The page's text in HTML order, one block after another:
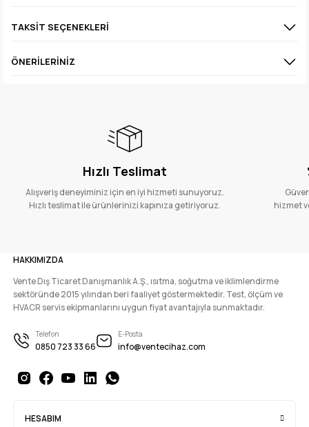
TAKSIT SEÇENEKLERI
ÖNERILERINIZ
Hızlı Teslimat
Alışveriş deneyiminiz için en iyi hizmeti sunuyoruz.
Hızlı teslimat ile ürünlerinizi kapınıza getiriyoruz.
hizmet
HAKKIMIZDA
Vente Dış Ticaret Danışmanlık A.Ş., ısıtma, soğutma ve iklimlendirme
sektöründe 2015 yılından beri faaliyet göstermektedir. Test, ölçüm ve
HVACR servis ekipmanlarını uygun fiyat avantajıyla sunmaktadır.
Telefon
0850 723 33 66
E-Posta
info@ventecihaz.com
HESABIM